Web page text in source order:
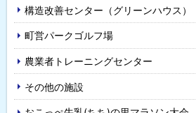
構造改善センター（グリーンハウス）
町営パークゴルフ場
農業者トレーニングセンター
その他の施設